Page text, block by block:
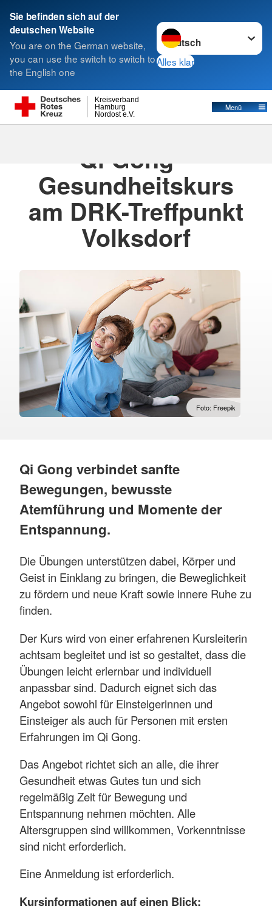
Sie befinden sich auf der
deutschen Website
You are on the German website,
you can use the switch to switch to
the English one
Sprache wechseln zu
Alles klar
Nordost e.V.
Hamburg
Kreisverband
Menü
Suche
Qi Gong –
Gesundheitskurs
am DRK-Treffpunkt
Volksdorf
Foto: Freepik
Qi Gong verbindet sanfte
Bewegungen, bewusste
Atemführung und Momente der
Entspannung.
Die Übungen unterstützen dabei, Körper und
Geist in Einklang zu bringen, die Beweglichkeit
zu fördern und neue Kraft sowie innere Ruhe zu
finden.
Der Kurs wird von einer erfahrenen Kursleiterin
achtsam begleitet und ist so gestaltet, dass die
Übungen leicht erlernbar und individuell
anpassbar sind. Dadurch eignet sich das
Angebot sowohl für Einsteigerinnen und
Einsteiger als auch für Personen mit ersten
Erfahrungen im Qi Gong.
Das Angebot richtet sich an alle, die ihrer
Gesundheit etwas Gutes tun und sich
regelmäßig Zeit für Bewegung und
Entspannung nehmen möchten. Alle
Altersgruppen sind willkommen, Vorkenntnisse
sind nicht erforderlich.
Eine Anmeldung ist erforderlich.
Kursinformationen auf einen Blick: